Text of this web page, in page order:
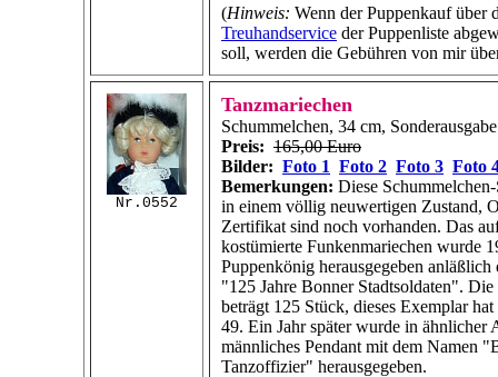
(Hinweis: Wenn der Puppenkauf über
Treuhandservice der Puppenliste
soll, werden die Gebühren von mir
Nr.0552
Tanzmariechen
Schummelchen, 34 cm,
Preis: 165,00 Euro
Bilder: Foto 1 Foto 2 Foto 3 Foto
Bemerkungen: Diese
in einem völlig neuwertigen Zustand,
Zertifikat sind noch vorhanden. Das
kostümierte Funkenmariechen wurde
Puppenkönig herausgegeben anläßlich
"125 Jahre Bonner Stadtsoldaten".
beträgt 125 Stück, dieses Exemplar
49. Ein Jahr später wurde in ähnlicher
männliches Pendant mit dem Namen
Tanzoffizier" herausgegeben.